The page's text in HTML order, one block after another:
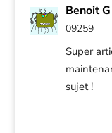
Benoit G
09259
Super
sujet !